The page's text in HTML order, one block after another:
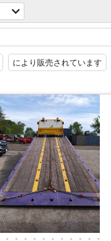
により販売されています